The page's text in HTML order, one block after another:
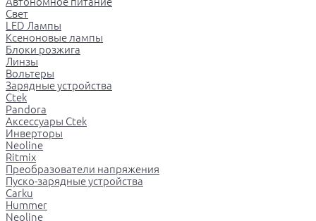
Свет
LED Лампы
Ксеноновые лампы
Блоки розжига
Линзы
Вольтеры
Зарядные устройства
Ctek
Pandora
Аксессуары Ctek
Инверторы
Neoline
Ritmix
Преобразователи напряжения
Пуско-зарядные устройства
Carku
Hummer
Neoline